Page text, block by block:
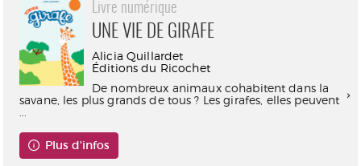
Livre numérique
UNE VIE DE GIRAFE
Alicia Quillardet
Éditions du Ricochet
De nombreux animaux cohabitent dans la
savane, les plus grands de tous ? Les girafes, elles peuvent
Plus d'infos